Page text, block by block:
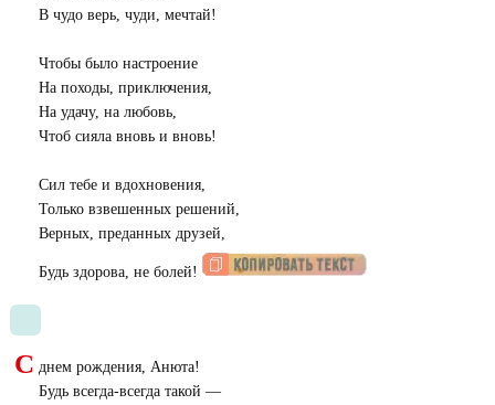
В чудо верь, чуди, мечтай!
Чтобы было настроение
На походы, приключения,
На удачу, на любовь,
Чтоб сияла вновь и вновь!
Сил тебе и вдохновения,
Только взвешенных решений,
Верных, преданных друзей,
Будь здорова, не болей!
С днем рождения, Анюта!
Будь всегда-всегда такой —